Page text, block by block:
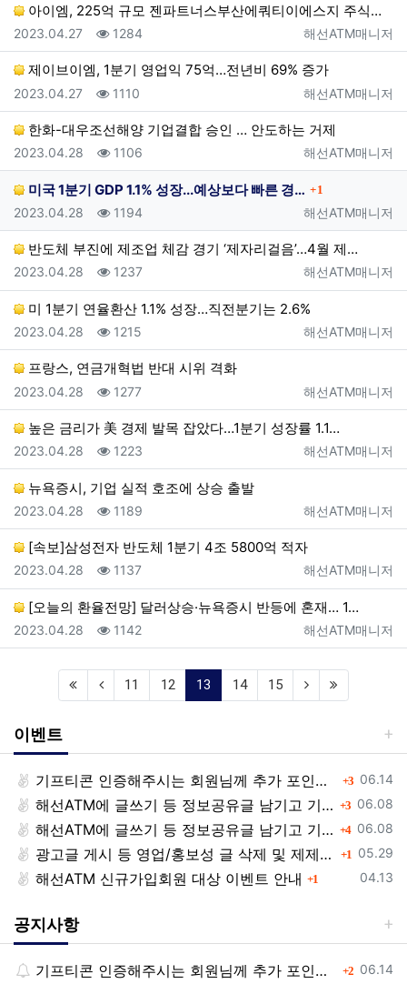
아이엠, 225억 규모 젠파트너스부산에쿼티이에스지 주식…
등록자
해선ATM매니저
등록일
2023.04.27 조회
1284
제이브이엠, 1분기 영업익 75억…전년비 69% 증가
등록자
해선ATM매니저
등록일
2023.04.27 조회
1110
한화-대우조선해양 기업결합 승인 … 안도하는 거제
등록자
해선ATM매니저
등록일
2023.04.28 조회
1106
미국 1분기 GDP 1.1% 성장...예상보다 빠른 경… 댓글
1
등록자
해선ATM매니저
등록일
2023.04.28 조회
1194
반도체 부진에 제조업 체감 경기 ‘제자리걸음’…4월 제…
등록자
해선ATM매니저
등록일
2023.04.28 조회
1237
미 1분기 연율환산 1.1% 성장…직전분기는 2.6%
등록자
해선ATM매니저
등록일
2023.04.28 조회
1215
프랑스, 연금개혁법 반대 시위 격화
등록자
해선ATM매니저
등록일
2023.04.28 조회
1277
높은 금리가 美 경제 발목 잡았다…1분기 성장률 1.1…
등록자
해선ATM매니저
등록일
2023.04.28 조회
1223
뉴욕증시, 기업 실적 호조에 상승 출발
등록자
해선ATM매니저
등록일
2023.04.28 조회
1189
[속보]삼성전자 반도체 1분기 4조 5800억 적자
등록자
해선ATM매니저
등록일
2023.04.28 조회
1137
[오늘의 환율전망] 달러상승·뉴욕증시 반등에 혼재… 1…
등록자
해선ATM매니저
등록일
2023.04.28 조회
1142
11 12 13 (current)
14 15
이벤트
등록일
06.14
기프티콘 인증해주시는 회원님께 추가 포인트 쏩니다!! 3댓글
등록일
06.08
해선ATM에 글쓰기 등 정보공유글 남기고 기프티콘 받자! 3댓글
등록일
06.08
해선ATM에 글쓰기 등 정보공유글 남기고 기프티콘 받자! 4댓글
등록일
05.29
광고글 게시 등 영업/홍보성 글 삭제 및 제제대상입니다. 1댓글
등록일
04.13
해선ATM 신규가입회원 대상 이벤트 안내 1
공지사항
등록일
06.14
기프티콘 인증해주시는 회원님께 추가 포인트 쏩니다!! 2댓글